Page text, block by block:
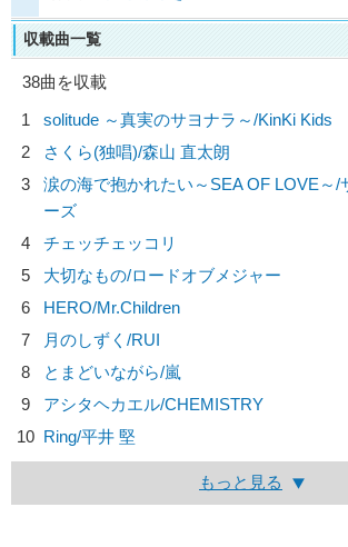
収載曲一覧
38曲を収載
1
solitude ～真実のサヨナラ～/KinKi Kids
2
さくら(独唱)/森山 直太朗
3
涙の海で抱かれたい～SEA OF LOVE～/
ーズ
4
チェッチェッコリ
5
大切なもの/ロードオブメジャー
6
HERO/Mr.Children
7
月のしずく/RUI
8
とまどいながら/嵐
9
アシタヘカエル/CHEMISTRY
10 Ring/平井 堅
もっと見る